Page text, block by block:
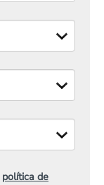
política de